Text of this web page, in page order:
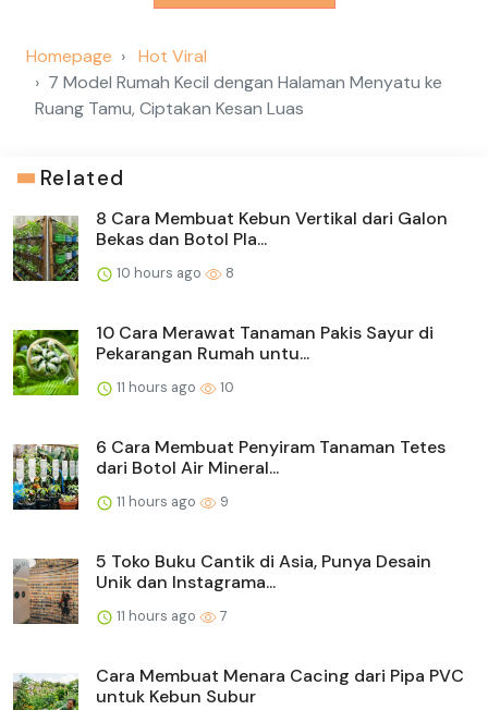
Homepage
Hot Viral
7 Model Rumah Kecil dengan Halaman Menyatu ke
Ruang Tamu, Ciptakan Kesan Luas
Related
8 Cara Membuat Kebun Vertikal dari Galon
Bekas dan Botol Pla...
10 hours ago 8
10 Cara Merawat Tanaman Pakis Sayur di
Pekarangan Rumah untu...
11 hours ago 10
6 Cara Membuat Penyiram Tanaman Tetes
dari Botol Air Mineral...
11 hours ago 9
5 Toko Buku Cantik di Asia, Punya Desain
Unik dan Instagrama...
11 hours ago 7
Cara Membuat Menara Cacing dari Pipa PVC
untuk Kebun Subur